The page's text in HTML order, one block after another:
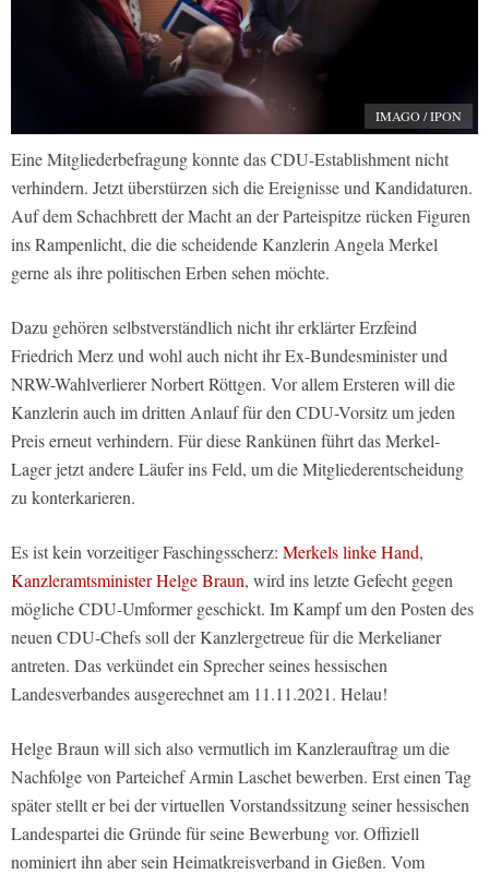
IMAGO / IPON
Eine Mitgliederbefragung konnte das CDU-Establishment nicht
verhindern. Jetzt überstürzen sich die Ereignisse und Kandidaturen.
Auf dem Schachbrett der Macht an der Parteispitze rücken Figuren
ins Rampenlicht, die die scheidende Kanzlerin Angela Merkel
gerne als ihre politischen Erben sehen möchte.
Dazu gehören selbstverständlich nicht ihr erklärter Erzfeind
Friedrich Merz und wohl auch nicht ihr Ex-Bundesminister und
NRW-Wahlverlierer Norbert Röttgen. Vor allem Ersteren will die
Kanzlerin auch im dritten Anlauf für den CDU-Vorsitz um jeden
Preis erneut verhindern. Für diese Rankünen führt das Merkel-
Lager jetzt andere Läufer ins Feld, um die Mitgliederentscheidung
zu konterkarieren.
Es ist kein vorzeitiger Faschingsscherz: Merkels linke Hand,
Kanzleramtsminister Helge Braun, wird ins letzte Gefecht gegen
mögliche CDU-Umformer geschickt. Im Kampf um den Posten des
neuen CDU-Chefs soll der Kanzlergetreue für die Merkelianer
antreten. Das verkündet ein Sprecher seines hessischen
Landesverbandes ausgerechnet am 11.11.2021. Helau!
Helge Braun will sich also vermutlich im Kanzlerauftrag um die
Nachfolge von Parteichef Armin Laschet bewerben. Erst einen Tag
später stellt er bei der virtuellen Vorstandssitzung seiner hessischen
Landespartei die Gründe für seine Bewerbung vor. Offiziell
nominiert ihn aber sein Heimatkreisverband in Gießen. Vom